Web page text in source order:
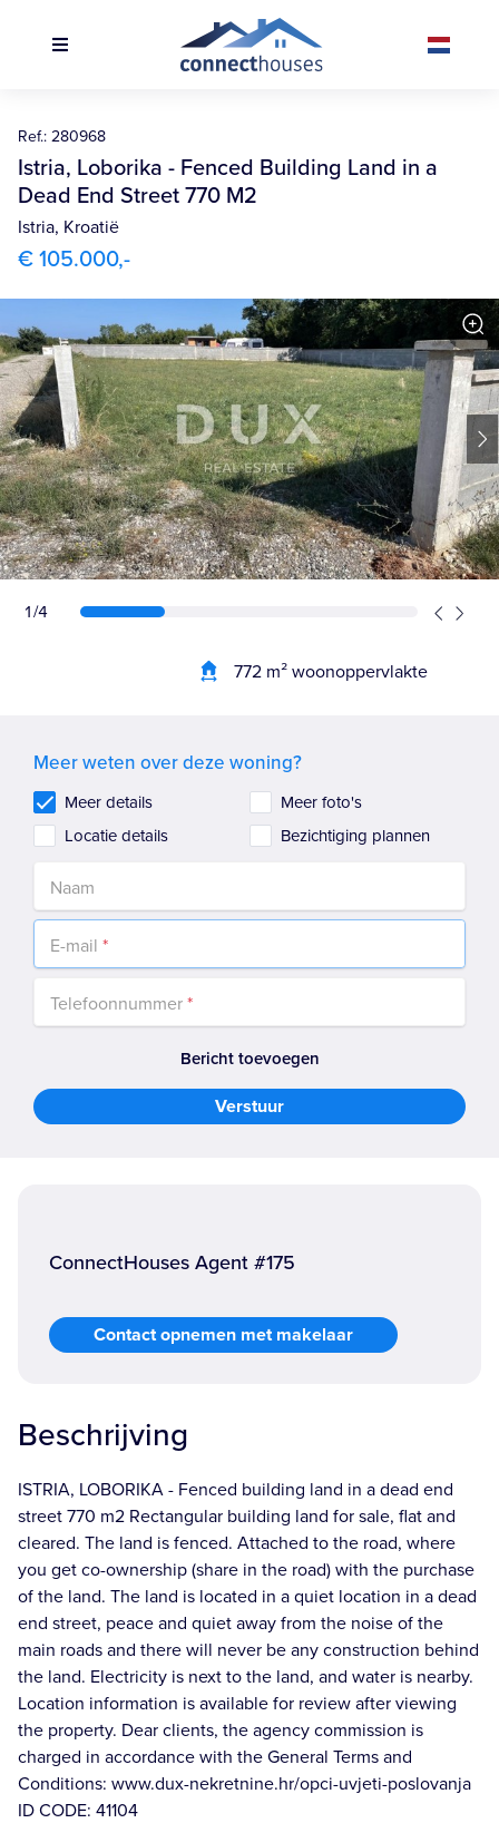
772 m² woonoppervlakte
Meer weten over deze woning?
Meer details
Meer foto's
Locatie details
Bezichtiging plannen
Naam
E-mail *
Telefoonnummer*
Bericht toevoegen
Verstuur
Ref.: 280968
Istria, Loborika - Fenced Building Land in a
Dead End Street 770 M2
Marčana
€ 105.000,-
Istria, Kroatië
1/4
ConnectHouses Agent #175
Contact opnemen met makelaar
Beschrijving
ISTRIA, LOBORIKA - Fenced building land in a dead end
street 770 m2 Rectangular building land for sale, flat and
cleared. The land is fenced. Attached to the road, where
you get co-ownership (share in the road) with the purchase
of the land. The land is located in a quiet location in a dead
end street, peace and quiet away from the noise of the
main roads and there will never be any construction behind
the land. Electricity is next to the land, and water is nearby.
Location information is available for review after viewing
the property. Dear clients, the agency commission is
charged in accordance with the General Terms and
Conditions: www.dux-nekretnine.hr/opci-uvjeti-poslovanja
ID CODE: 41104